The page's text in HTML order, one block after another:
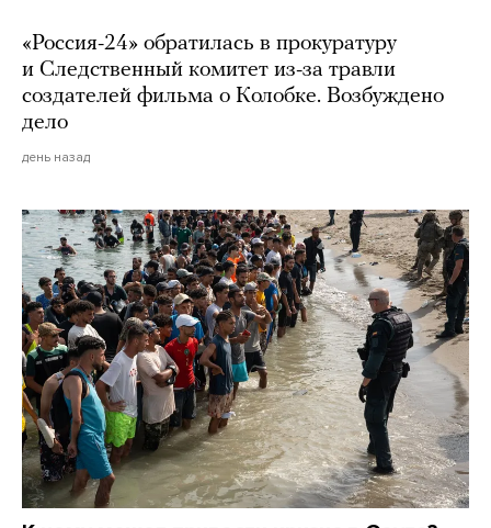
«Россия-24» обратилась в прокуратуру
и Следственный комитет из-за травли
создателей фильма о Колобке. Возбуждено
дело
день назад